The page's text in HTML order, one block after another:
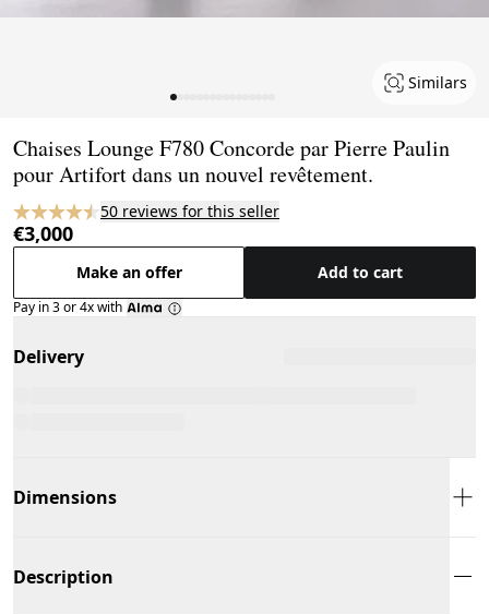
Similars
Chaises Lounge F780 Concorde par Pierre Paulin
pour Artifort dans un nouvel revêtement.
50 reviews for this seller
€3,000
Make an offer Add to cart
Pay in 3 or 4x with
Delivery
Dimensions
Description